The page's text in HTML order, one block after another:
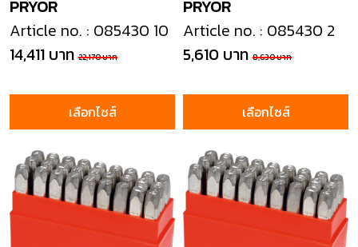
PRYOR
Article no. : 085430 10
14,411 บาท 22,170 บาท
เลือกไซส์
PRYOR
Article no. : 085430 2
5,610 บาท 8,630 บาท
เลือกไซส์